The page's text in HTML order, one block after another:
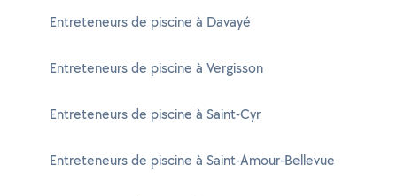
Entreteneurs de piscine à Davayé
Entreteneurs de piscine à Vergisson
Entreteneurs de piscine à Saint-Cyr
Entreteneurs de piscine à Saint-Amour-Bellevue